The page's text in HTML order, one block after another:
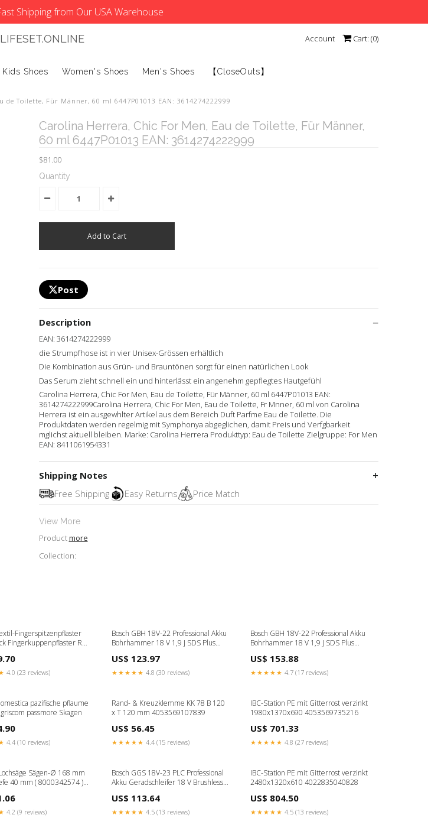
Shipping from Our USA Warehouse
Account Cart: (0)
Kids Shoes Women's Shoes Men's Shoes 【CloseOuts】
de Toilette, Für Männer, 60 ml 6447P01013 EAN: 3614274222999
Carolina Herrera, Chic For Men, Eau de Toilette, Für Männer,
60 ml 6447P01013 EAN: 3614274222999
$81.00
Quantity
Post
Description
EAN: 3614274222999
die Strumpfhose ist in vier Unisex-Grössen erhältlich
Die Kombination aus Grün- und Brauntönen sorgt für einen natürlichen Look
Das Serum zieht schnell ein und hinterlässt ein angenehm gepflegtes Hautgefühl
Carolina Herrera, Chic For Men, Eau de Toilette, Für Männer, 60 ml 6447P01013 EAN:
3614274222999Carolina Herrera, Chic For Men, Eau de Toilette, Fr Mnner, 60 ml von Carolina
Herrera ist ein ausgewhlter Artikel aus dem Bereich Duft Parfme Eau de Toilette. Die
Produktdaten werden regelmig mit Symphonya abgeglichen, damit Preis und Verfgbarkeit
mglichst aktuell bleiben. Marke: Carolina Herrera Produkttyp: Eau de Toilette Zielgruppe: For Men
EAN: 8411061954331
Shipping Notes
Free Shipping
Easy Returns Price Match
View More
Productmore
Collection:
Fingerspitzenpflaster
Fingerkuppenpflaster REF
4.0 (23 reviews)
Bosch GBH 18V-22 Professional Akku
Bohrhammer 18 V 1,9 J SDS Plus
Ladegerät C - K - F. Jabea
US$ 123.97
★★★★★ 4.8 (30 reviews)
Bosch GBH 18V-22 Professional Akku
Bohrhammer 18 V 1,9 J SDS Plus
Ladegerät Amazon Active
US$ 153.88
★★★★★ 4.7 (17 reviews)
pazifische pflaume
passmore Skagen
4.4 (10 reviews)
Rand- & Kreuzklemme KK 78 B 120
x T 120 mm 4053569107839
US$ 56.45
★★★★★ 4.4 (15 reviews)
IBC-Station PE mit Gitterrost verzinkt
1980x1370x690 4053569735216
US$ 701.33
★★★★★ 4.8 (27 reviews)
Sägen-Ø 168 mm
40 mm ( 8000342574 ) P
4.2 (9 reviews)
Bosch GGS 18V-23 PLC Professional
Akku Geradschleifer 18 V Brushless +
ohne Ladegerät Translation excluded
US$ 113.64
★★★★★ 4.5 (13 reviews)
IBC-Station PE mit Gitterrost verzinkt
2480x1320x610 4022835040828
US$ 804.50
★★★★★ 4.5 (13 reviews)